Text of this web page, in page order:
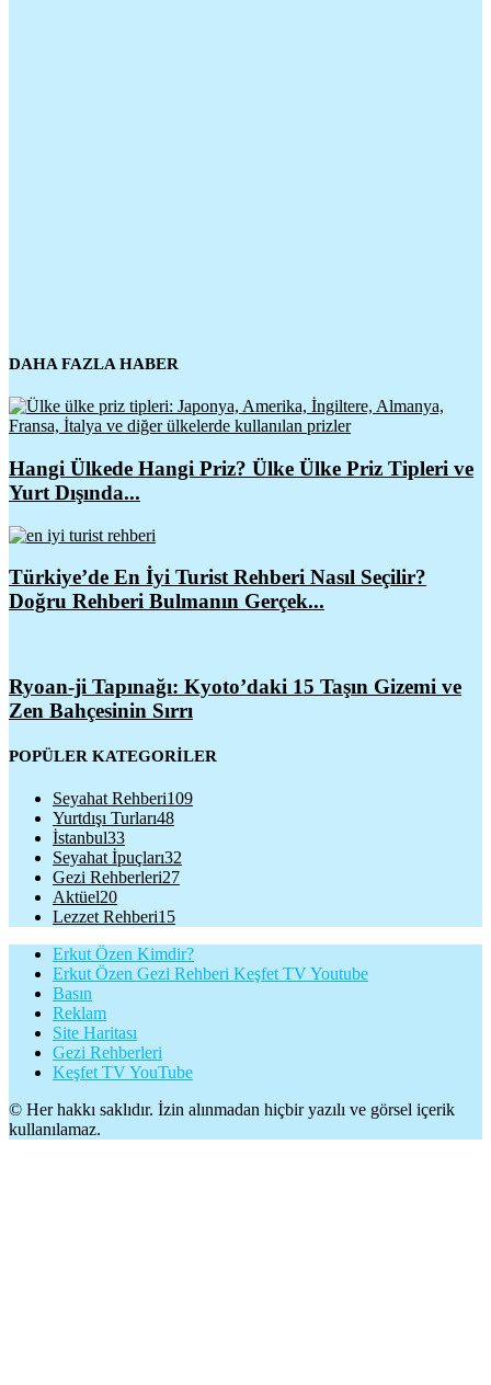
DAHA FAZLA HABER
Hangi Ülkede Hangi Priz? Ülke Ülke Priz Tipleri ve
Yurt Dışında...
Türkiye’de En İyi Turist Rehberi Nasıl Seçilir?
Doğru Rehberi Bulmanın Gerçek...
Ryoan-ji Tapınağı: Kyoto’daki 15 Taşın Gizemi ve
Zen Bahçesinin Sırrı
POPÜLER KATEGORİLER
Seyahat Rehberi109
Yurtdışı Turları48
İstanbul33
Seyahat İpuçları32
Gezi Rehberleri27
Aktüel20
Lezzet Rehberi15
Erkut Özen Kimdir?
Erkut Özen Gezi Rehberi Keşfet TV Youtube
Basın
Reklam
Site Haritası
Gezi Rehberleri
Keşfet TV YouTube
© Her hakkı saklıdır. İzin alınmadan hiçbir yazılı ve görsel içerik
kullanılamaz.